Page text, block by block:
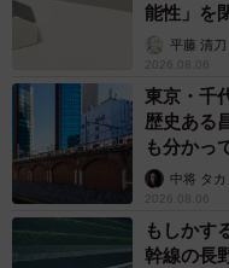
能性」を
平藤 清刀
2026.08.06
東京・千
歴史ある
も分かっ
して」中将 タカ
2026.08.06
もしかす
幹線の長